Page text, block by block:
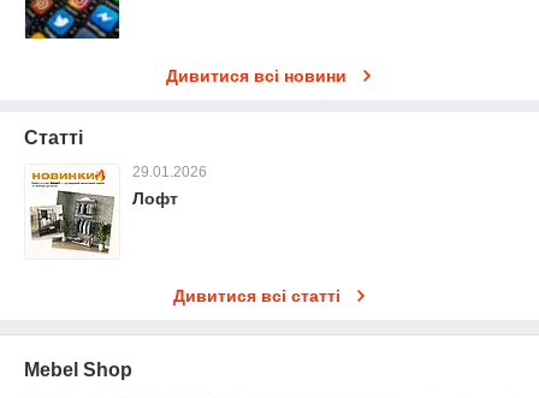
Дивитися всі новини
Статті
29.01.2026
Лофт
Дивитися всі статті
Mebel Shop